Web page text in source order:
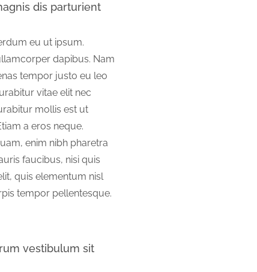
dis parturient
eu ut ipsum.
dapibus. Nam
tempor justo eu leo
vitae elit nec
mollis est ut
a eros neque.
enim nibh pharetra
faucibus, nisi quis
quis elementum nisl
tempor pellentesque.
vestibulum sit